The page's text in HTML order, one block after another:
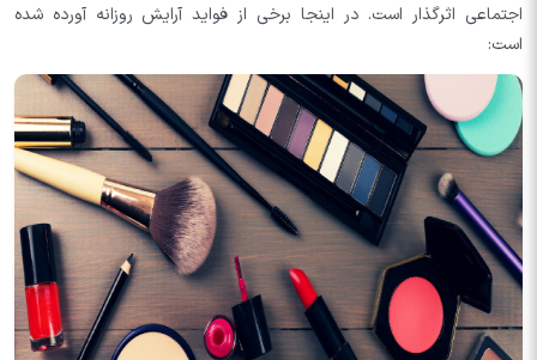
اجتماعی اثرگذار است. در اینجا برخی از فواید آرایش روزانه آورده شده
است: